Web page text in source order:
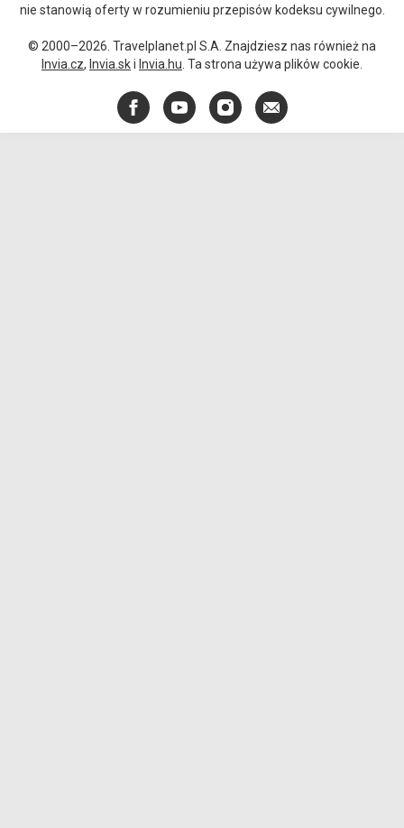
nie stanowią oferty w rozumieniu przepisów kodeksu cywilnego.
© 2000–2026. Travelplanet.pl S.A. Znajdziesz nas również na
Invia.cz, Invia.ski Invia.hu . Ta strona używa plików cookie.
FacebookYouTubeInstagram
E-
mail